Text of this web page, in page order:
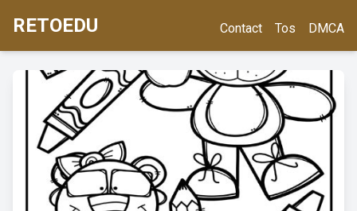
RETOEDU Contact Tos DMCA